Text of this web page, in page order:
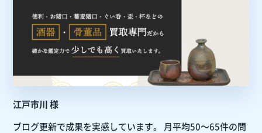
江戸市川 様
ブログ更新で成果を実感しています。
月平均50～65件の問